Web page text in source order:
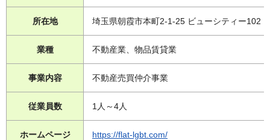
所在地 埼玉県朝霞市本町2-1-25 ビューシティー102
業種 不動産業、物品賃貸業
事業内容 不動産売買仲介事業
従業員数 1人～4人
ホームページ https://flat-lgbt.com/